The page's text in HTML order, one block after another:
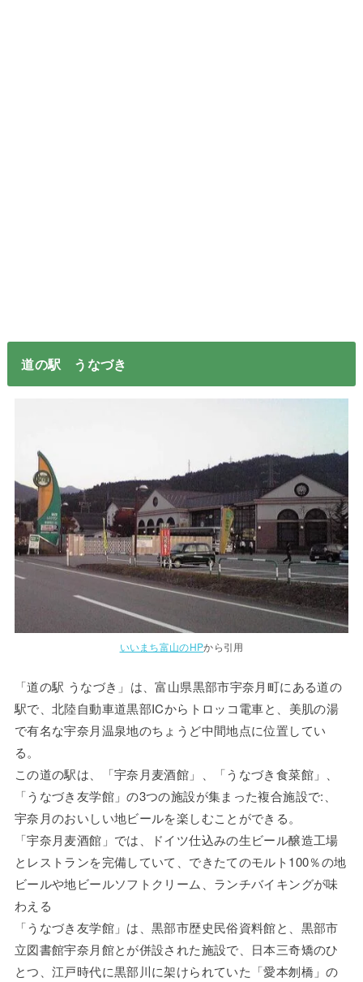
道の駅 うなづき
いいまち富山のHPから引用
「道の駅 うなづき」は、富山県黒部市宇奈月町にある道の
駅で、北陸自動車道黒部ICからトロッコ電車と、美肌の湯
で有名な宇奈月温泉地のちょうど中間地点に位置してい
る。
この道の駅は、「宇奈月麦酒館」、「うなづき食菜館」、
「うなづき友学館」の3つの施設が集まった複合施設で:、
宇奈月のおいしい地ビールを楽しむことができる。
「宇奈月麦酒館」では、ドイツ仕込みの生ビール醸造工場
とレストランを完備していて、できたてのモルト100％の地
ビールや地ビールソフトクリーム、ランチバイキングが味
わえる
「うなづき友学館」は、黒部市歴史民俗資料館と、黒部市
立図書館宇奈月館とが併設された施設で、日本三奇矯のひ
とつ、江戸時代に黒部川に架けられていた「愛本刎橋」の